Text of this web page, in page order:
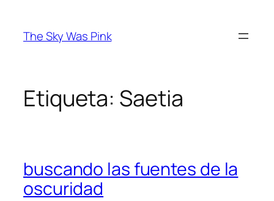
contenido
The Sky Was Pink
Etiqueta: Saetia
buscando las fuentes de la
oscuridad